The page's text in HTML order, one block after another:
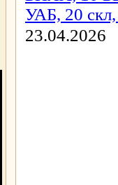
УАБ, 20
23.04.2026